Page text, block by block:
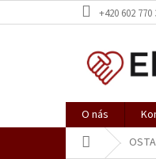
na
+420 602 770
O nás
Domů